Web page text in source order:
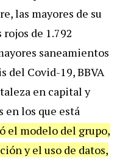
las mayores de su
de 1.792
saneamientos
del Covid-19, BBVA
en capital y
en los que está
el modelo del grupo,
y el uso de datos,